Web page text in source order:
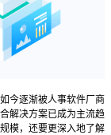
今逐渐被人事软件厂商
解决方案已成为主流趋
模，还要更深入地了解